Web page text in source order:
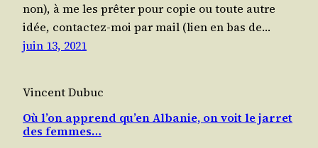
non), à me les prê­ter pour copie ou toute autre
idée, contac­tez-moi par mail (lien en bas de…
juin 13, 2021
Vincent Dubuc
Où l’on apprend qu’en Albanie, on voit le jarret
des femmes…